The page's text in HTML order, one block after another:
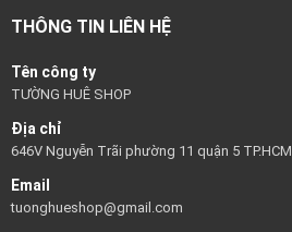
THÔNG TIN LIÊN HỆ
Tên công ty
TƯỜNG HUÊ SHOP
Địa chỉ
646V Nguyễn Trãi phường 11 quận 5 TP.HCM
Email
tuonghueshop@gmail.com